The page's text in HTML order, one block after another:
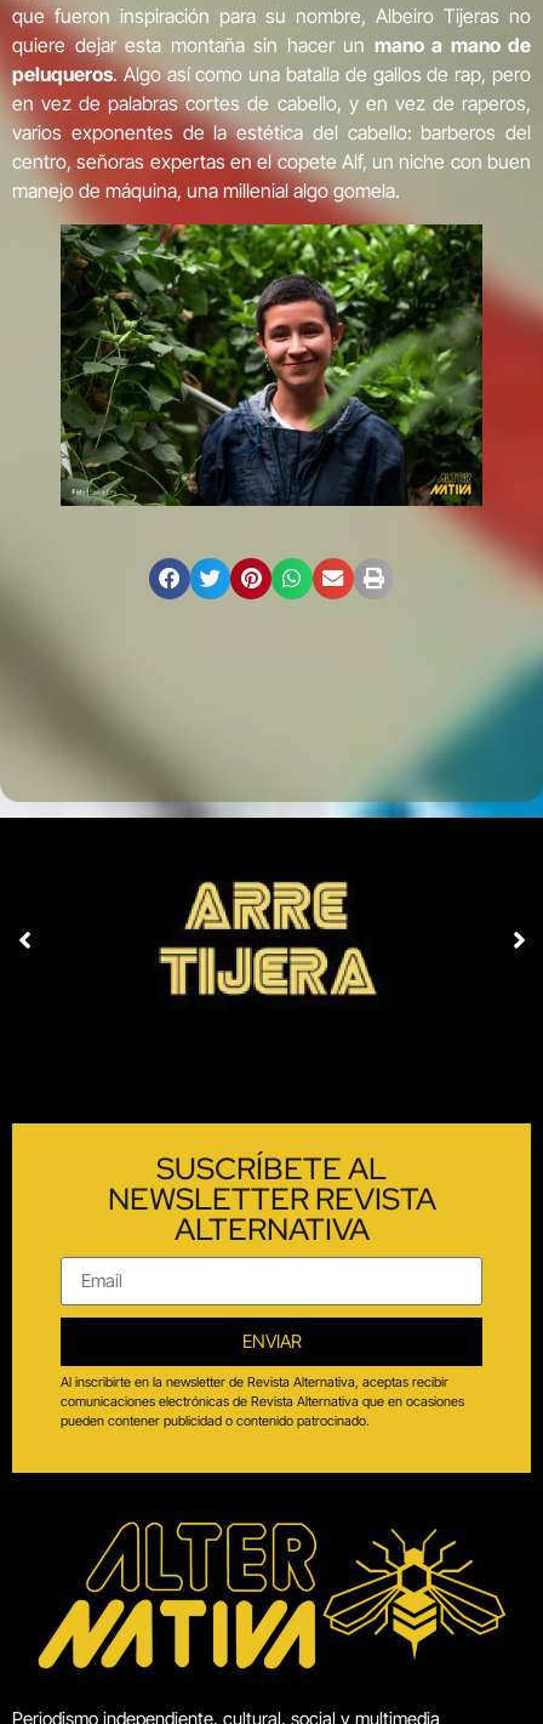
que fueron inspiración para su nombre, Albeiro Tijeras no
quiere dejar esta montaña sin hacer un mano a mano de
peluqueros. Algo así como una batalla de gallos de rap, pero
en vez de palabras cortes de cabello, y en vez de raperos,
varios exponentes de la estética del cabello: barberos del
centro, señoras expertas en el copete Alf, un niche con buen
manejo de máquina, una millenial algo gomela.
SUSCRÍBETE AL
NEWSLETTER REVISTA
ALTERNATIVA
ENVIAR
Al inscribirte en la newsletter de Revista Alternativa, aceptas recibir
comunicaciones electrónicas de Revista Alternativa que en ocasiones
pueden contener publicidad o contenido patrocinado.
Periodismo independiente, cultural, social y multimedia